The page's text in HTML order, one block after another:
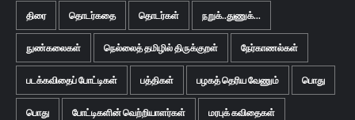
திரை தொடர்கதை தொடர்கள் நறுக்..துணுக்...
நுண்கலைகள் நெல்லைத் தமிழில் திருக்குறள் நேர்காணல்கள்
படக்கவிதைப் போட்டிகள் பத்திகள் பழகத் தெரிய வேணும் பொது
பொது போட்டிகளின் வெற்றியாளர்கள் மரபுக் கவிதைகள்